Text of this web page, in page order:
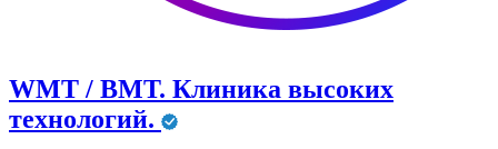
WMT / ВМТ. Клиника высоких
технологий.